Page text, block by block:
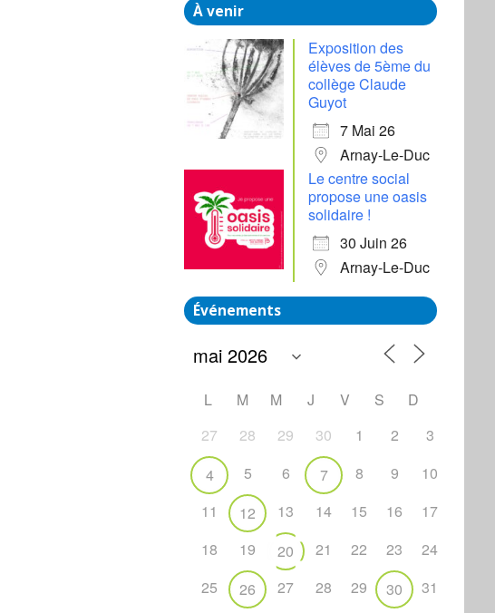
Outlook Live
À venir
Exposition des
élèves de 5ème du
collège Claude
Guyot
7 Mai 26
Arnay-Le-Duc
Le centre social
propose une oasis
solidaire !
30 Juin 26
Arnay-Le-Duc
Événements
L M M J V S
D
27
28 29 30 1 2
3
4
5 6 7 8 9
10
11
12 13 14 15 16
17
18
19 20 21 22 23
24
25
26 27 28 29 30 31